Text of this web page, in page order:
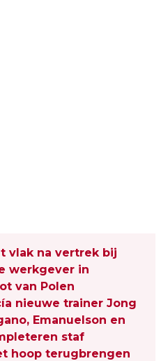
vlak na vertrek bij
werkgever in
van Polen
nieuwe trainer Jong
Emanuelson en
staf
hoop terugbrengen